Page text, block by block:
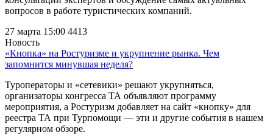
вопросов в работе туристических компаний.
27 марта 15:00 4413
Новость
«Кнопка» на Ростуризме и укрупнение рынка. Чем
запомнится минувшая неделя?
Туроператоры и «сетевики» решают укрупняться,
организаторы конгресса ТА объявляют программу
мероприятия, а Ростуризм добавляет на сайт «кнопку» для
реестра ТА при Турпомощи — эти и другие события в нашем
регулярном обзоре.